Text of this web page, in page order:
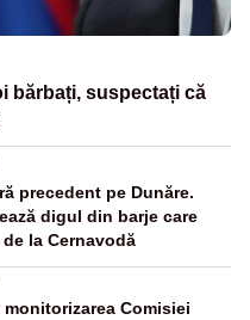
bărbați, suspectați că
precedent pe Dunăre.
digul din barje care
la Cernavodă
monitorizarea Comisiei